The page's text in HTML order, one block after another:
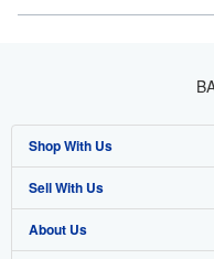
Shop With Us
Advanced Search
Browse Collections
Sell With Us
Start Selling
About Us